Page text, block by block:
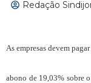
Redação
As empresas devem
abono de 19,03% sobre